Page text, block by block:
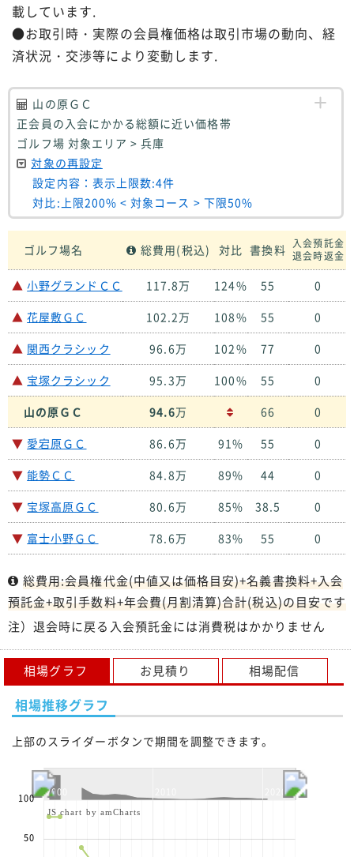
載しています.
●お取引時・実際の会員権価格は取引市場の動向、経
済状況・交渉等により変動します.
山の原ＧＣ
正会員の入会にかかる総額に近い価格帯
ゴルフ場 対象エリア > 兵庫
対象の再設定
設定内容：表示上限数:4件
対比:上限200% < 対象コース > 下限50%
ゴルフ場名 総費用(税込) 対比 書換料 入会預託金
退会時返金
▲ 小野グランドＣＣ 117.8万 124% 55
0
▲ 花屋敷ＧＣ 102.2万 108% 55
0
▲ 関西クラシック 96.6万 102% 77
0
▲ 宝塚クラシック 95.3万 100% 55
0
山の原ＧＣ
94.6万 66
0
▼ 愛宕原ＧＣ 86.6万 91% 55
0
▼ 能勢ＣＣ 84.8万 89% 44
0
▼ 宝塚高原ＧＣ 80.6万 85% 38.5
0
▼ 富士小野ＧＣ 78.6万 83% 55 0
総費用:会員権代金(中値又は価格目安)+名義書換料+入会
預託金+取引手数料+年会費(月割清算)合計(税込)の目安です
注）退会時に戻る入会預託金には消費税はかかりません
相場グラフ お見積り 相場配信
相場推移グラフ
上部のスライダーボタンで期間を調整できます。
2000 2020
50
100
JS chart by amCharts